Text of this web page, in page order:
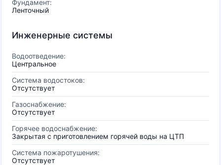
Фундамент:
Ленточный
Инженерные системы
Водоотведение:
Центральное
Система водостоков:
Отсутствует
Газоснабжение:
Отсутствует
Горячее водоснабжение:
Закрытая с приготовлением горячей воды на ЦТП
Система пожаротушения:
Отсутствует